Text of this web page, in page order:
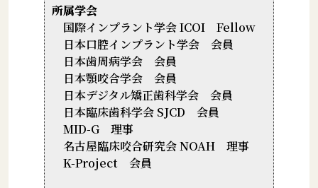
所属学会
国際インプラント学会 ICOI Fellow
日本口腔インプラント学会 会員
日本歯周病学会 会員
日本顎咬合学会 会員
日本デジタル矯正歯科学会 会員
日本臨床歯科学会 SJCD 会員
MID-G 理事
名古屋臨床咬合研究会 NOAH 理事
K-Project 会員